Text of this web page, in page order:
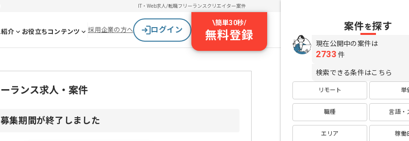
IT・Web求人/転職フリーランスクリエイター案件
介 お役立ちコンテンツ 採用企業の方へ ログイン
\簡単30秒/
無料登録
ランス求人・案件
集期間が終了しました
案件を探す
現在公開中の案件は
2733 件
検索できる条件はこちら
リモート 単
職種 言語・
エリア 稼働